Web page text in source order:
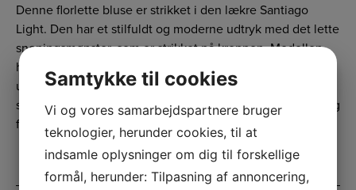
Denne florlette bluse er strikket i den lækre Santiago
Light. Den har et stilfuldt og moderne udtryk med det lette
snoningsmønster, som er strikket på kroppen. Modellen
har faste ribkanter, som giver et helt fint og feminint
udtryk. Den er strikket nedefra og op, og ribkanterne er
strikket for sig selv, og monteret til sidst. En smart, billig og
florlet model.
Samtykke til cookies
Vi og vores samarbejdspartnere bruger
teknologier, herunder cookies, til at
indsamle oplysninger om dig til forskellige
formål, herunder: Tilpasning af annoncering,